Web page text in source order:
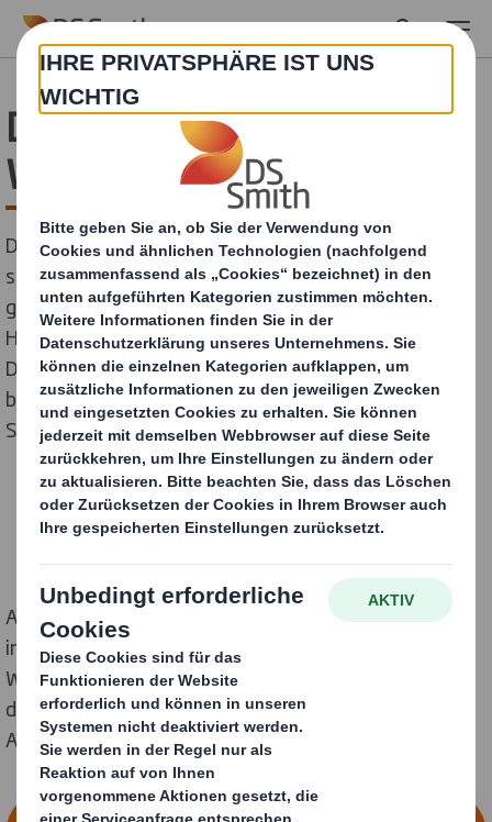
Skip to main content
DS Smith auf
Wachstumskurs
Die nachhaltigen Verpackungslösungen von DS Smith
schaffen echten Mehrwert und sind stark am Markt
gefragt. Das Unternehmen strebt an, der führende
Hersteller von Displays in Deutschland zu werden.
Dabei investiert DS Smith auch in den Nachwuchs und
bietet 10 Ausbildungsberufe und 5 duale
Studiengänge an.
Am 18. Februar 2017 erschien ein ganzseitiger Beitrag
in der Fuldaer Zeitung. Lesen Sie darin mehr über den
Wachstumskurs der Packaging & Display Strategen,
den neuen Standort in Erlensee und das breite
Ausbildungs- und Studienangebot.